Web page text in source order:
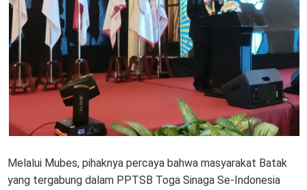
Melalui Mubes, pihaknya percaya bahwa masyarakat Batak
yang tergabung dalam PPTSB Toga Sinaga Se-Indonesia